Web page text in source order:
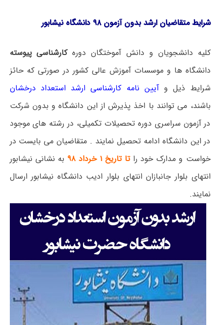
شرایط متقاضیان ارشد بدون آزمون ۹۸ دانشگاه نیشابور
کلیه دانشجویان و دانش آموختگان دورهکارشناسی پیوسته
دانشگاه ها و موسسات آموزش عالی کشور در صورتی که حائز
شرایط ذیل وآیین نامه کارشناسی ارشد استعداد درخشان
باشند، می توانند با اخذ پذیرش از این دانشگاه و بدون شرکت
در آزمون سراسری دوره تحصیلات تکمیلی، ‌در رشته های موجود
در این دانشگاه ادامه تحصیل نمایند . متقاضیان می بایست در
خواست و مدارک خود راتا تاریخ ۱ خرداد ۹۸
به نشانی نیشابور
انتهای بلوار جانبازان انتهای بلوار ادیب دانشگاه نیشابور ارسال
نمایند.